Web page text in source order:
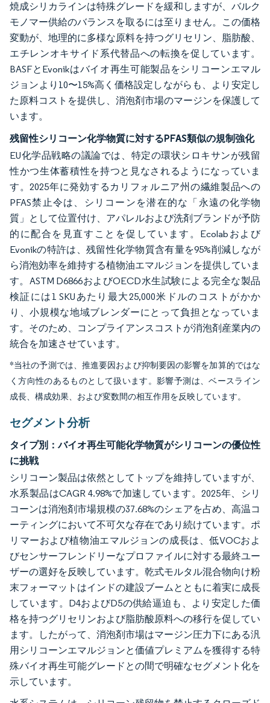
焼成シリカラインは特殊グレードを緩和しますが、バルク
モノマー供給のバランスを取るには至りません。この価格
変動が、地理的に多様な原料を持つグリセリン、脂肪酸、
エチレンオキサイド系代替品への転換を促しています。
BASFとEvonikはバイオ再生可能製品をシリコーンエマル
ジョンより10〜15%高く価格設定しながらも、より安定し
た原料コストを提供し、消泡剤市場のマージンを保護して
います。
残留性シリコーン化学物質に対するPFAS類似の規制強化
EU化学品戦略の議論では、特定の環状シロキサンが残留
性かつ生体蓄積性を持つと見なされるようになっていま
す。2025年に発効するカリフォルニア州の繊維製品への
PFAS禁止令は、シリコーンを潜在的な「永遠の化学物
質」として位置付け、アパレルおよび洗剤ブランドが予防
的に配合を見直すことを促しています。Ecolabおよび
Evonikの特許は、残留性化学物質含有量を95%削減しなが
ら消泡効率を維持する植物油エマルジョンを提供していま
す。ASTM D6866およびOECD水生試験による完全な製品
検証には1 SKUあたり最大25,000米ドルのコストがかか
り、小規模な地域ブレンダーにとって負担となっていま
す。そのため、コンプライアンスコストが消泡剤産業内の
統合を加速させています。
*当社の予測では、推進要因および抑制要因の影響を加算的ではな
く方向性のあるものとして扱います。影響予測は、ベースライン
成長、構成効果、および変数間の相互作用を反映しています。
セグメント分析
タイプ別：バイオ再生可能化学物質がシリコーンの優位性
に挑戦
シリコーン製品は依然としてトップを維持していますが、
水系製品はCAGR 4.98%で加速しています。2025年、シリ
コーンは消泡剤市場規模の37.68%のシェアを占め、高温コ
ーティングにおいて不可欠な存在であり続けています。ポ
リマーおよび植物油エマルジョンの成長は、低VOCおよ
びセンサーフレンドリーなプロファイルに対する最終ユー
ザーの選好を反映しています。乾式モルタル混合物向け粉
末フォーマットはインドの建設ブームとともに着実に成長
しています。D4およびD5の供給逼迫も、より安定した価
格を持つグリセリンおよび脂肪酸原料への移行を促してい
ます。したがって、消泡剤市場はマージン圧力下にある汎
用シリコーンエマルジョンと価値プレミアムを獲得する特
殊バイオ再生可能グレードとの間で明確なセグメント化を
示しています。